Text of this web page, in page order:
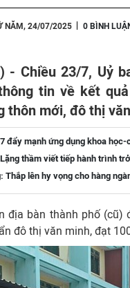
NĂM, 24/07/2025 0 BÌNH
- Chiều 23/7, Uỷ
tin về kết
thôn mới, đô thị
đẩy mạnh ứng dụng khoa
thầm viết tiếp hành trình
Thắp lên hy vọng cho hàng
địa bàn thành phố
đô thị văn minh, đạt